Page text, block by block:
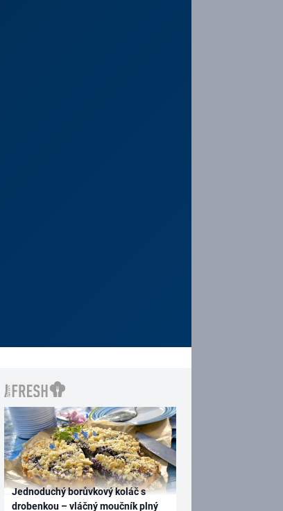
Jednoduchý borůvkový koláč s
drobenkou – vláčný moučník plný